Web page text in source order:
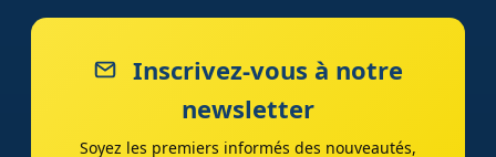
Inscrivez-vous à notre
newsletter
Soyez les premiers informés des nouveautés,